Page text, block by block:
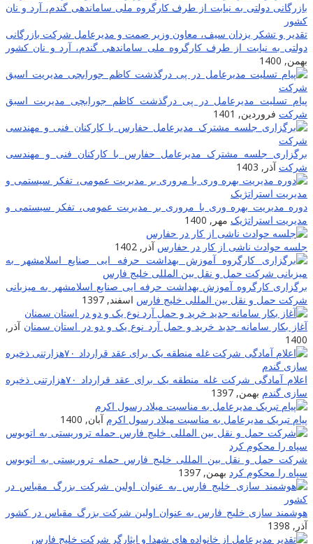
تقدیر و تشکر یزدان سیف، معاون وزیر صمت و مدیرعامل شرکت بازرگانی
دولتی به نیابت از طرف کارگروه ملی ساماندهی گندم، آرد و نان کشور
بهمن, 1400
پیام تسلیت مدیرعامل در پی درگذشت کاظم جورابچی مدیریت اسبق
شرکت فروردین, 1401
برگزاری جلسه مشترک مدیرعامل حفارس با کارکنان فنی و مهندسی
شرکت آذر, 1403
دوره مدیریت بهره وری با مروری بر مدیریت عمومی، تفکر سیستمی و
مدیریت استراتژیک مهر, 1400
جلسه حوادث ناشی از کار در حفارس آذر, 1402
برگزاری کارگروه آموزش بهداشت حرفه ایی صنایع اسلامشهر به میزبانی
شرکت حمل و نقل بین المللی خلیج فارس اسفند, 1397
آغاز بکار سامانه جدید خرید و حمل آرد نوع یک و دو در استان سمنان آذر,
1400
اعلام آمادگی شرکت غله منطقه یک برای عقد قرارداد ۷۰هزارتنی ذخیره
سازی گندم بهمن, 1397
پیام تبریک مدیرعامل به مناسبت میلاد رسول اکرم آبان, 1400
شرکت حمل و نقل بین المللی خلیج فارس حمله تروریستی به اتوبوس
سپاه را محکوم کرد بهمن, 1397
هوشمند سازی خلیج فارس به عنوان اولین شرکت بزرگ مقیاس در کشور
آذر, 1398